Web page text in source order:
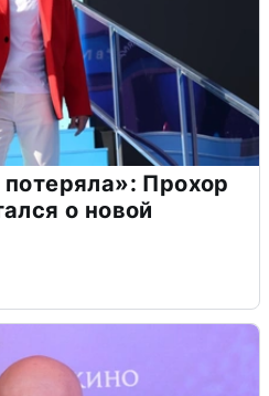
Прохор
о новой